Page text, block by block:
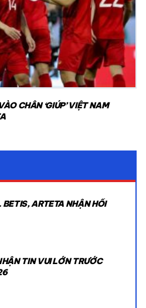
CHÂN ‘GIÚP’ VIỆT NAM
ARTETA NHẬN HỒI
TIN VUI LỚN TRƯỚC